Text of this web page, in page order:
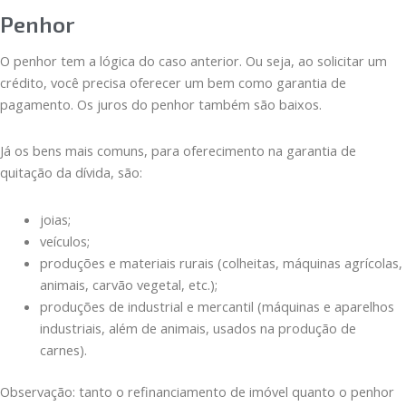
Penhor
O penhor tem a lógica do caso anterior. Ou seja, ao solicitar um
crédito, você precisa oferecer um bem como garantia de
pagamento. Os juros do penhor também são baixos.
Já os bens mais comuns, para oferecimento na garantia de
quitação da dívida, são:
joias;
veículos;
produções e materiais rurais (colheitas, máquinas agrícolas,
animais, carvão vegetal, etc.);
produções de industrial e mercantil (máquinas e aparelhos
industriais, além de animais, usados na produção de
carnes).
Observação: tanto o refinanciamento de imóvel quanto o penhor